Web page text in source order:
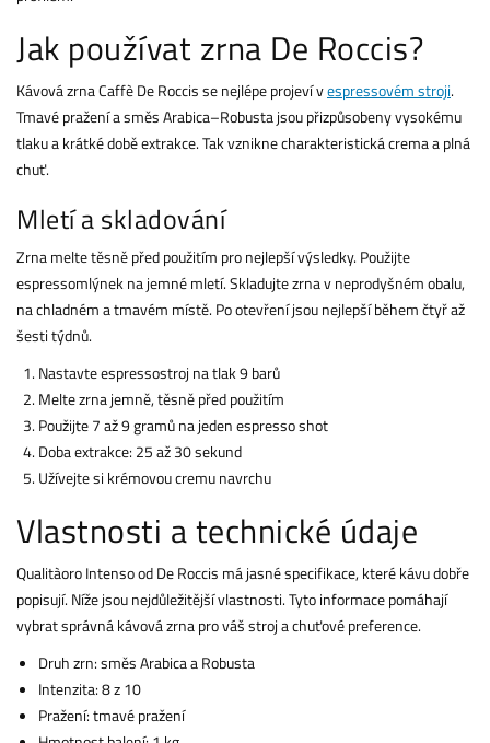
Jak používat zrna De Roccis?
Kávová zrna Caffè De Roccis se nejlépe projeví vespressovém stroji.
Tmavé pražení a směs Arabica–Robusta jsou přizpůsobeny vysokému
tlaku a krátké době extrakce. Tak vznikne charakteristická crema a plná
chuť.
Mletí a skladování
Zrna melte těsně před použitím pro nejlepší výsledky. Použijte
espressomlýnek na jemné mletí. Skladujte zrna v neprodyšném obalu,
na chladném a tmavém místě. Po otevření jsou nejlepší během čtyř až
šesti týdnů.
Nastavte espressostroj na tlak 9 barů
Melte zrna jemně, těsně před použitím
Použijte 7 až 9 gramů na jeden espresso shot
Doba extrakce: 25 až 30 sekund
Užívejte si krémovou cremu navrchu
Vlastnosti a technické údaje
Qualitàoro Intenso od De Roccis má jasné specifikace, které kávu dobře
popisují. Níže jsou nejdůležitější vlastnosti. Tyto informace pomáhají
vybrat správná kávová zrna pro váš stroj a chuťové preference.
Druh zrn: směs Arabica a Robusta
Intenzita: 8 z 10
Pražení: tmavé pražení